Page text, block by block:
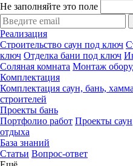
Не заполняйте это поле
Реализация
Строительство саун под ключ
ключ Отделка бани под ключ
Соляная комната Монтаж
Комплектация
Комплектация саун, бань,
строителей
Проекты бань
Портфолио работ Проекты саун
отдыха
База знаний
Статьи Вопрос-ответ